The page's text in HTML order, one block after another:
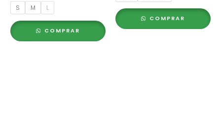
S/ 39.00
hasta
S M L
COMPRAR
S/ 137.00
hasta
S/ 499.00
COMPRAR